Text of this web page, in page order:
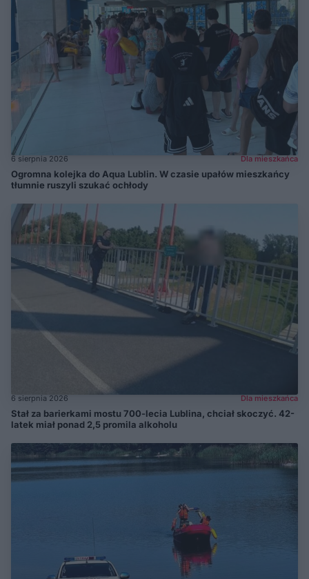
6 sierpnia 2026 Dla mieszkańca
Ogromna kolejka do Aqua Lublin. W czasie upałów mieszkańcy
tłumnie ruszyli szukać ochłody
6 sierpnia 2026 Dla mieszkańca
Stał za barierkami mostu 700-lecia Lublina, chciał skoczyć. 42-
latek miał ponad 2,5 promila alkoholu